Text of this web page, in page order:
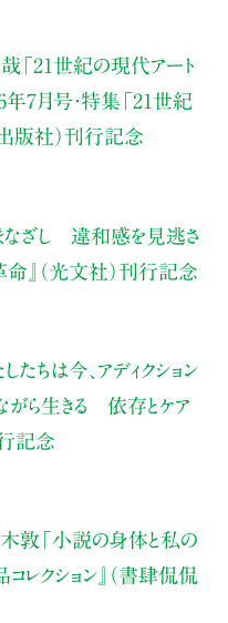
「21世紀の現代アート
7月号・特集「21世紀
版社）刊行記念
なざし 違和感を見逃さ
命』（光文社）刊行記念
したちは今、アディクション
がら生きる 依存とケア
記念
敦 「小説の身体と私の
レクション』（書肆侃侃